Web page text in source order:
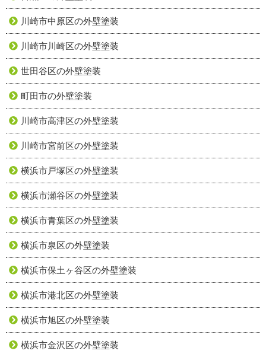
川崎市中原区の外壁塗装
川崎市川崎区の外壁塗装
世田谷区の外壁塗装
町田市の外壁塗装
川崎市高津区の外壁塗装
川崎市宮前区の外壁塗装
横浜市戸塚区の外壁塗装
横浜市瀬谷区の外壁塗装
横浜市青葉区の外壁塗装
横浜市泉区の外壁塗装
横浜市保土ヶ谷区の外壁塗装
横浜市港北区の外壁塗装
横浜市旭区の外壁塗装
横浜市金沢区の外壁塗装